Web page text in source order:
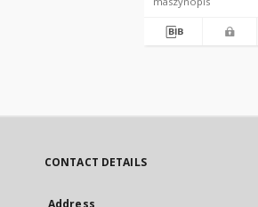
CONTACT DETAILS
Address